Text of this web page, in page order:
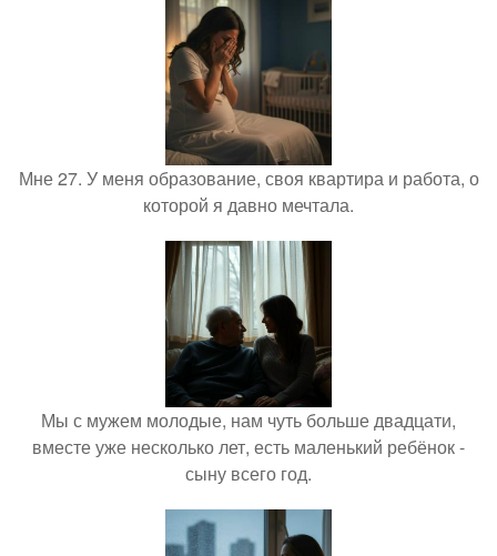
Мне 27. У меня образование, своя квартира и работа, о
которой я давно мечтала.
Мы с мужем молодые, нам чуть больше двадцати,
вместе уже несколько лет, есть маленький ребёнок -
сыну всего год.